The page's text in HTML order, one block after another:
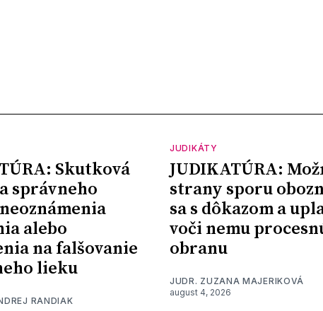
Skutková
správneho
alebo
na falšovanie
lieku
RANDIAK
JUDIKÁTY
JUDIKATÚRA:
strany sporu
sa s dôkazom a
voči nemu
obranu
JUDR. ZUZANA MAJERIKOVÁ
august 4, 2026